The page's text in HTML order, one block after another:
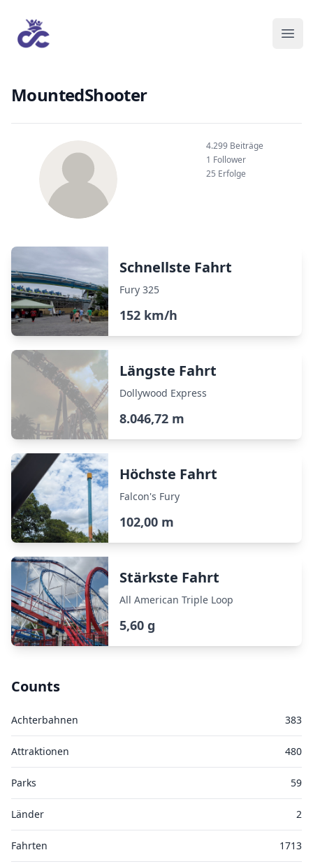
MountedShooter
4.299 Beiträge
1 Follower
25 Erfolge
Schnellste Fahrt
Fury 325
152 km/h
Längste Fahrt
Dollywood Express
8.046,72 m
Höchste Fahrt
Falcon's Fury
102,00 m
Stärkste Fahrt
All American Triple Loop
5,60 g
Counts
Achterbahnen 383
Attraktionen 480
Parks 59
Länder 2
Fahrten 1713